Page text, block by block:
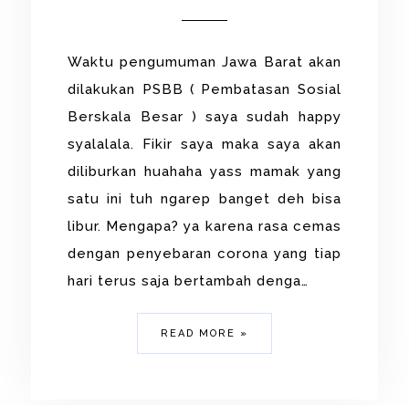
Waktu pengumuman Jawa Barat akan
dilakukan PSBB ( Pembatasan Sosial
Berskala Besar ) saya sudah happy
syalalala. Fikir saya maka saya akan
diliburkan huahaha yass mamak yang
satu ini tuh ngarep banget deh bisa
libur. Mengapa? ya karena rasa cemas
dengan penyebaran corona yang tiap
hari terus saja bertambah denga…
READ MORE »